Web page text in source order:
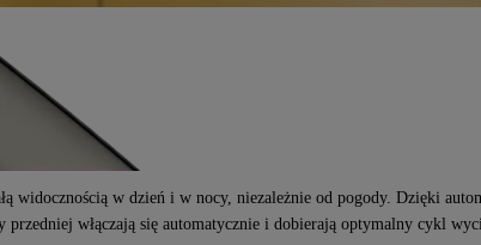
widocznością w dzień i w nocy, niezależnie od pogody. Dzięki
przedniej włączają się automatycznie i dobierają optymalny cykl